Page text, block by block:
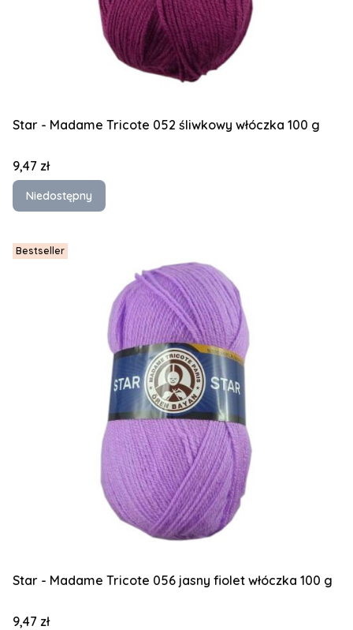
Star - Madame Tricote 052 śliwkowy włóczka 100 g
Cena
9,47 zł
Niedostępny
Bestseller
Star - Madame Tricote 056 jasny fiolet włóczka 100 g
Cena
9,47 zł